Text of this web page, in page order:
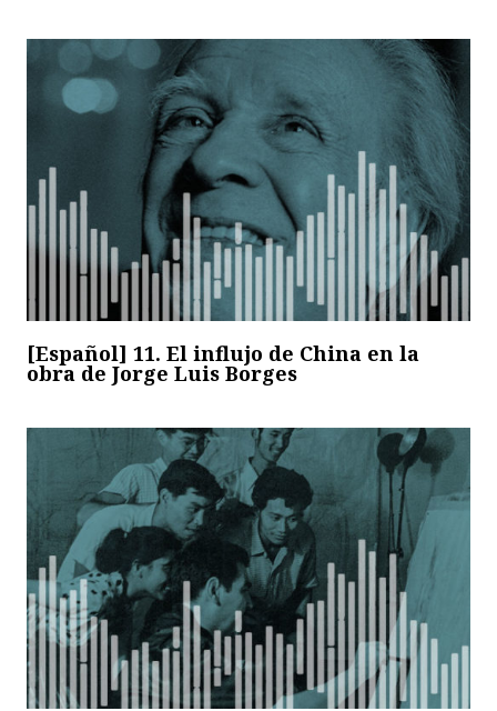
[Español] 11. El influjo de China en la
obra de Jorge Luis Borges